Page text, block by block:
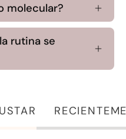
molecular?
rutina se